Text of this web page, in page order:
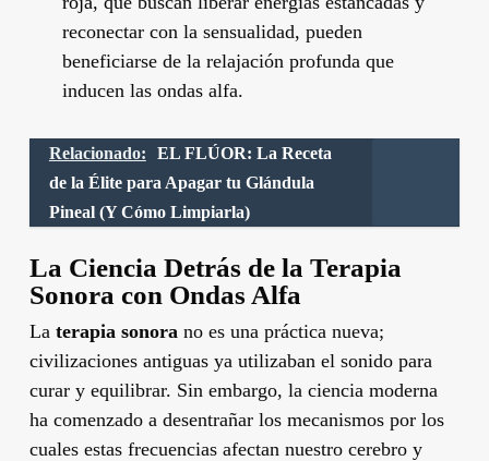
reconectar con la sensualidad, pueden
beneficiarse de la relajación profunda que
inducen las ondas alfa.
Relacionado:
EL FLÚOR: La Receta
de la Élite para Apagar tu Glándula
Pineal (Y Cómo Limpiarla)
La Ciencia Detrás de la Terapia
Sonora con Ondas Alfa
La terapia sonora no es una práctica nueva;
civilizaciones antiguas ya utilizaban el sonido para
curar y equilibrar. Sin embargo, la ciencia moderna
ha comenzado a desentrañar los mecanismos por los
cuales estas frecuencias afectan nuestro cerebro y